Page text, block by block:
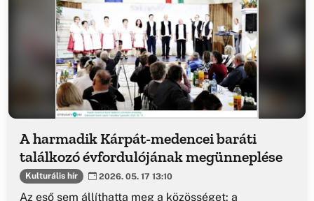
A harmadik Kárpát-medencei baráti
találkozó évfordulójának megünneplése
Kulturális hír 2026. 05. 17 13:10
Az eső sem állíthatta meg a közösséget: a